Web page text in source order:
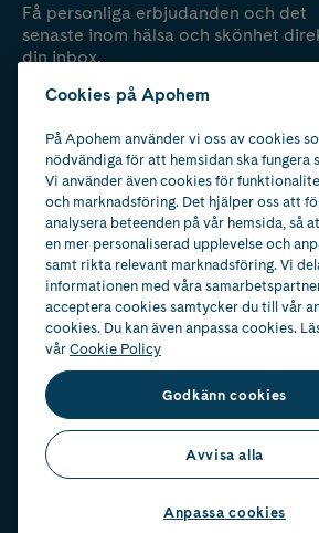
Få personliga erbjudanden och det
senaste inom hälsa och skönhet
din inbox.
Cookies på Apohem
På Apohem använder vi oss av cookies
nödvändiga för att hemsidan ska fungera
Vi använder även cookies för
och marknadsföring. Det hjälper oss att
analysera beteenden på vår hemsida, så
en mer personaliserad upplevelse och
samt rikta relevant marknadsföring. Vi
informationen med våra
acceptera cookies samtycker du till vår
cookies. Du kan även anpassa cookies.
vårCookie Policy
Godkänn cookies
Avvisa alla
Anpassa cookies